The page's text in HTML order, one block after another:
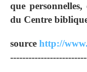
que
du Centre
source http://